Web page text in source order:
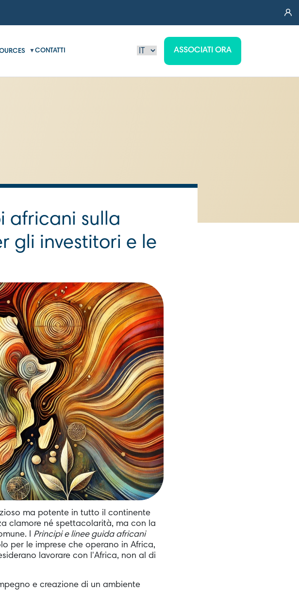
CONTATTI ASSOCIATI ORA
africani sulla
gli investitori e le
ma potente in tutto il continente
clamore né spettacolarità, ma con la
I Principi e linee guida africani
per le imprese che operano in Africa,
lavorare con l'Africa, non al di
e creazione di un ambiente